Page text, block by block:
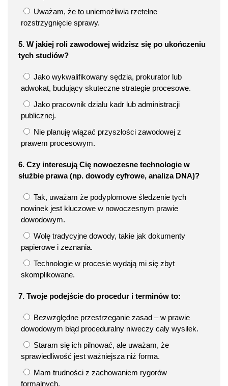
Uważam, że to uniemożliwia rzetelne
rozstrzygnięcie sprawy.
5. W jakiej roli zawodowej widzisz się po ukończeniu
tych studiów?
Jako wykwalifikowany sędzia, prokurator lub
adwokat, budujący skuteczne strategie procesowe.
Jako pracownik działu kadr lub administracji
publicznej.
Nie planuję wiązać przyszłości zawodowej z
prawem procesowym.
6. Czy interesują Cię nowoczesne technologie w
służbie prawa (np. dowody cyfrowe, analiza DNA)?
Tak, uważam że podyplomowe śledzenie tych
nowinek jest kluczowe w nowoczesnym prawie
dowodowym.
Wolę tradycyjne dowody, takie jak dokumenty
papierowe i zeznania.
Technologie w procesie wydają mi się zbyt
skomplikowane.
7. Twoje podejście do procedur i terminów to:
Bezwzględne przestrzeganie zasad – w prawie
dowodowym błąd proceduralny niweczy cały wysiłek.
Staram się ich pilnować, ale uważam, że
sprawiedliwość jest ważniejsza niż forma.
Mam trudności z zachowaniem rygorów
formalnych.